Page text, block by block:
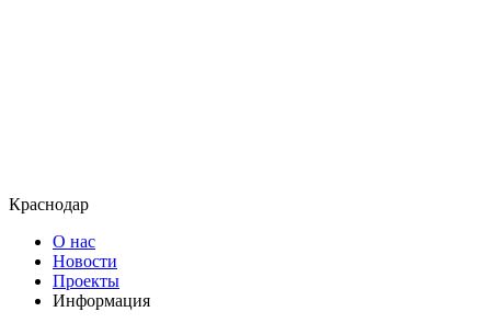
Краснодар
О нас
Новости
Проекты
Информация